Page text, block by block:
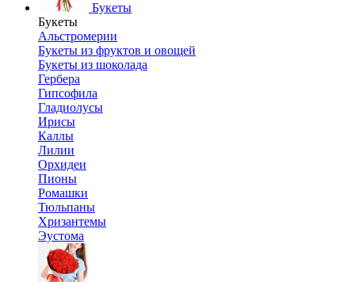
Букеты
Букеты
Альстромерии
Букеты из фруктов и овощей
Букеты из шоколада
Гербера
Гипсофила
Гладиолусы
Ирисы
Каллы
Лилии
Орхидеи
Пионы
Ромашки
Тюльпаны
Хризантемы
Эустома